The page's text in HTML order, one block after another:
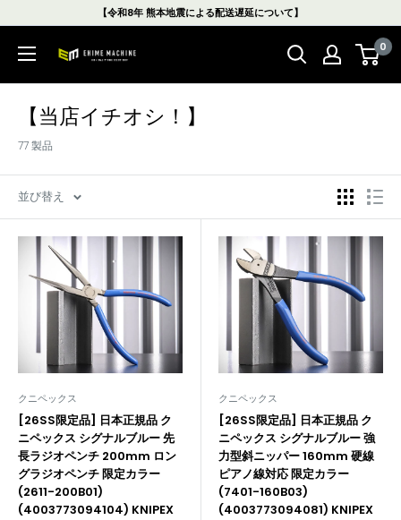
ン
ッ
す
【令和8年 熊本地震による配送遅延について】
エ
マ
店
0
【当店イチオシ！】
77 製品
並び替え
クニペックス
[26SS限定品] 日本正規品 ク
ニペックス シグナルブルー 先
長ラジオペンチ 200mm ロン
グラジオペンチ 限定カラー
(2611-200B01)
(4003773094104) KNIPEX
クニペックス
[26SS限定品] 日本正規品 ク
ニペックス シグナルブルー 強
力型斜ニッパー 160mm 硬線
ピアノ線対応 限定カラー
(7401-160B03)
(4003773094081) KNIPEX